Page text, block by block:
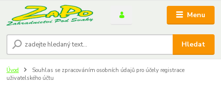
Menu
Hledat
Úvod
Souhlas se zpracováním osobních údajů pro účely registrace
uživatelského účtu